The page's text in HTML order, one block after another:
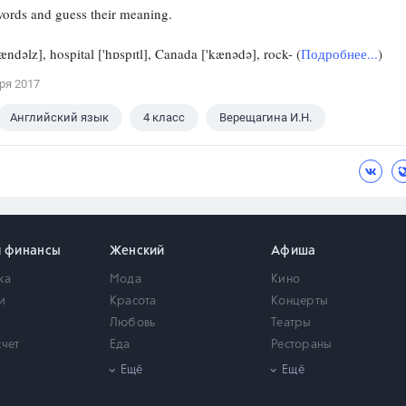
and guess their meaning.
hospital ['hɒspɪtl], Canada ['kænədə], rock- (Подробнее...)
2017
Английский язык 4 класс Верещагина И.Н.
финансы Женский
Мода
Красота
Любовь
Еда
Здоровье
Ещё
Афиша
Кино
Концерты
Театры
Рестораны
Город
Ещё